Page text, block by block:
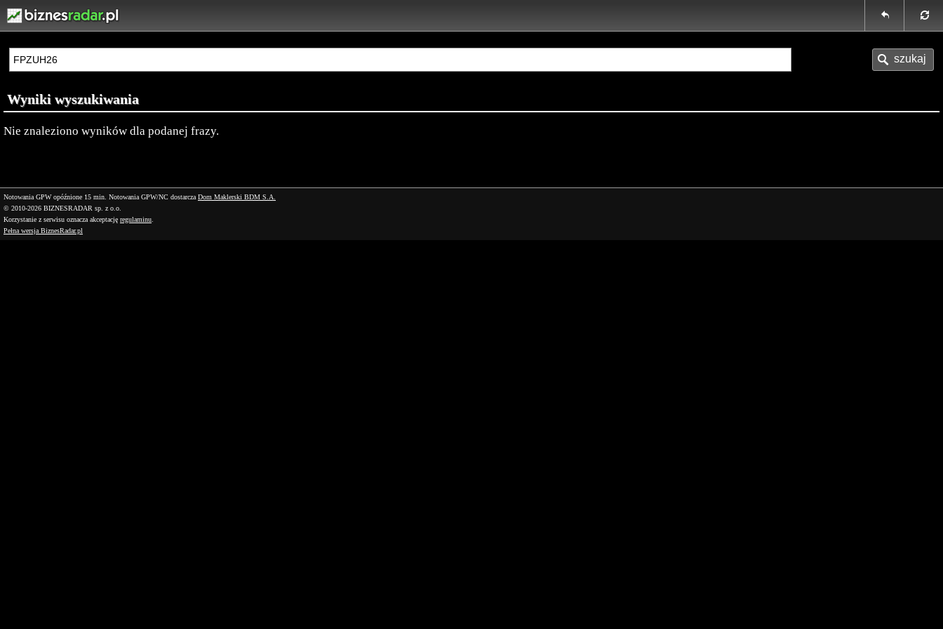
Wyniki wyszukiwania
Nie znaleziono wyników dla podanej frazy.
Notowania GPW opóźnione 15 min. Notowania GPW/NC dostarcza Dom Maklerski BDM S.A.
© 2010-2026 BIZNESRADAR sp. z o.o.
Korzystanie z serwisu oznacza akceptację regulaminu
Pełna wersja BiznesRadar.pl